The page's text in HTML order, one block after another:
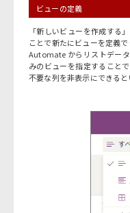
ビューの定義
「新しいビューを作成する
ことで新たにビューを定義で
Automate からリストデー
みのビューを指定すること
不要な列を非表示にできると